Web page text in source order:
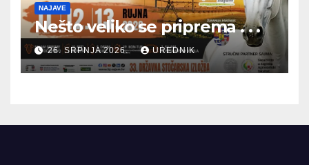
NAJAVE
Nešto veliko se priprema . . .
26. SRPNJA 2026. UREDNIK